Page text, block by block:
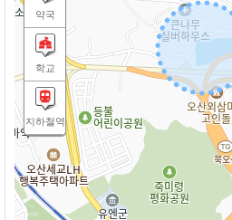
약국
학교
지하철역